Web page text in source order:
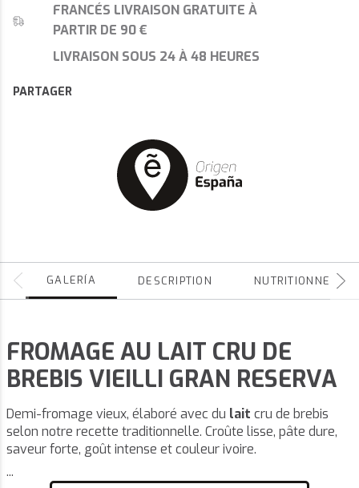
FRANCÉS LIVRAISON GRATUITE À
PARTIR DE 90 €
LIVRAISON SOUS 24 À 48 HEURES
PARTAGER
GALERÍA DESCRIPTION NUTRITIONNEL
FROMAGE AU LAIT CRU DE
BREBIS VIEILLI GRAN RESERVA
Demi-fromage vieux, élaboré avec du lait cru de brebis
selon notre recette traditionnelle. Croûte lisse, pâte dure,
saveur forte, goût intense et couleur ivoire.
...